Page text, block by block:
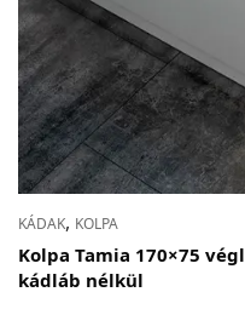
KÁDAK, KOLPA
Kolpa Tamia 170×75
kádláb nélkül